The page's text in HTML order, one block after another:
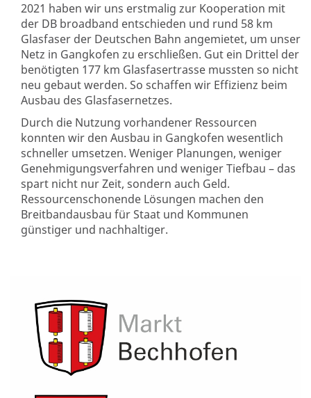
2021 haben wir uns erstmalig zur Kooperation mit
der DB broadband entschieden und rund 58 km
Glasfaser der Deutschen Bahn angemietet, um unser
Netz in Gangkofen zu erschließen. Gut ein Drittel der
benötigten 177 km Glasfasertrasse mussten so nicht
neu gebaut werden. So schaffen wir Effizienz beim
Ausbau des Glasfasernetzes.
Durch die Nutzung vorhandener Ressourcen
konnten wir den Ausbau in Gangkofen wesentlich
schneller umsetzen. Weniger Planungen, weniger
Genehmigungsverfahren und weniger Tiefbau – das
spart nicht nur Zeit, sondern auch Geld.
Ressourcenschonende Lösungen machen den
Breitbandausbau für Staat und Kommunen
günstiger und nachhaltiger.